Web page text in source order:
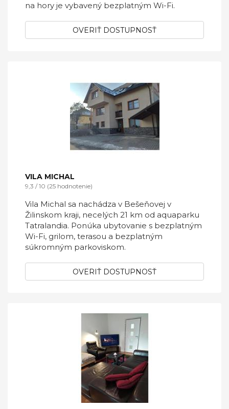
na hory je vybavený bezplatným Wi-Fi.
OVERIŤ DOSTUPNOSŤ
VILA MICHAL
9,3 / 10 (25 hodnotenie)
Vila Michal sa nachádza v Bešeňovej v
Žilinskom kraji, necelých 21 km od aquaparku
Tatralandia. Ponúka ubytovanie s bezplatným
Wi-Fi, grilom, terasou a bezplatným
súkromným parkoviskom.
OVERIŤ DOSTUPNOSŤ